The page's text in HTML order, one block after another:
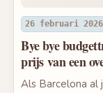
26 februari 2026
Bye bye
prijs van een
Als Barcelona al